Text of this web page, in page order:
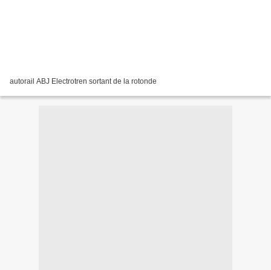
autorail ABJ Electrotren sortant de la rotonde